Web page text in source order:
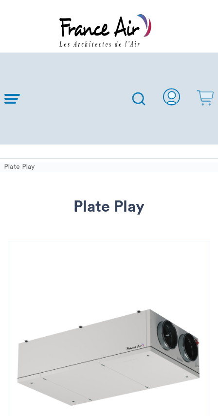
Content
Plate Play
Plate Play